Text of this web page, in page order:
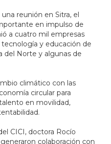
reunión en Sitra, el
en impulso de
a cuatro mil empresas
y educación de
del Norte y algunas de
climático con las
circular para
en movilidad,
CICI, doctora Rocío
colaboración con